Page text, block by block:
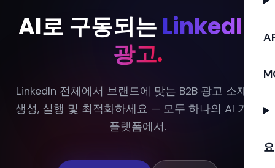
AI로 구동되는 LinkedIn
광고.
LinkedIn 전체에서 브랜드에 맞는 B2B 광고 소재를
생성, 실행 및 최적화하세요 — 모두 하나의 AI 기반
플랫폼에서.